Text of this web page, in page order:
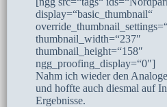
display=“basic_thumbnail“
thumbnail_width=“237″
thumbnail_height=“158″
ngg_proofing_display=“0″]
Nahm ich wieder den
und hoffte auch diesmal auf
Ergebnisse.